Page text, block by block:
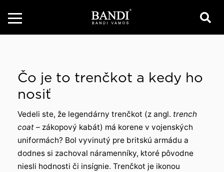
Čo je to trenčkot a kedy ho
nosiť
Vedeli ste, že legendárny trenčkot (z angl. trench
coat – zákopový kabát) má korene v vojenských
uniformách? Bol vyvinutý pre britskú armádu a
dodnes si zachoval náramenníky, ktoré pôvodne
niesli hodnosti či insígnie. Trenčkot je ikonou